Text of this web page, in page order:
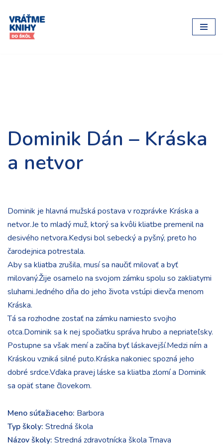
Preskočiť
na
Dominik Dán – Kráska
a netvor
Dominik je hlavná mužská postava v rozprávke Kráska a
netvor.Je to mladý muž, ktorý sa kvôli kliatbe premenil na
desivého netvora.Kedysi bol sebecký a pyšný, preto ho
čarodejnica potrestala.
Aby sa kliatba zrušila, musí sa naučiť milovať a byť
milovaný.Žije osamelo na svojom zámku spolu so zakliatymi
sluhami.Jedného dňa do jeho života vstúpi dievča menom
Kráska.
Tá sa rozhodne zostať na zámku namiesto svojho
otca.Dominik sa k nej spočiatku správa hrubo a nepriateľsky.
Postupne sa však mení a začína byť láskavejší.Medzi ním a
Kráskou vzniká silné puto.Kráska nakoniec spozná jeho
dobré srdce.Vďaka pravej láske sa kliatba zlomí a Dominik
sa opäť stane človekom.
Meno súťažiaceho: Barbora
Typ školy: Stredná škola
Názov školy: Stredná zdravotnícka škola Trnava